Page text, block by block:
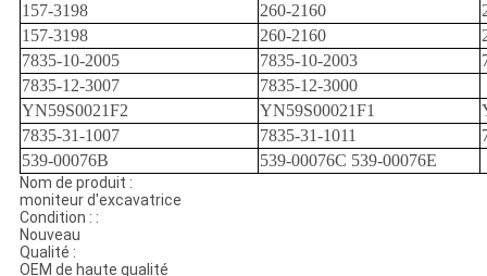
157-3198
260-2160
157-3198
260-2160
7835-10-2005
7835-10-2003
7835-12-3007
7835-12-3000
YN59S0021F2
YN59S00021F1
7835-31-1007
7835-31-1011
539-00076B
539-00076C 539-00076E
Nom de produit :
moniteur d'excavatrice
Condition : :
Nouveau
Qualité :
OEM de haute qualité